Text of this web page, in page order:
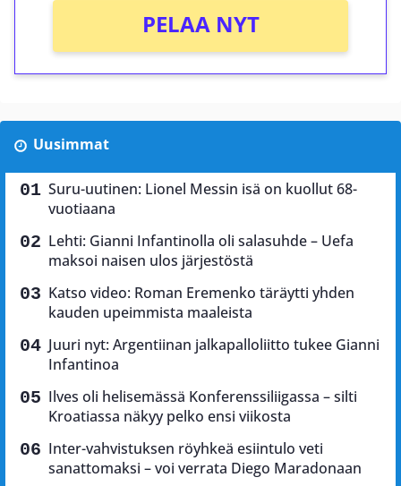
PELAA NYT
Uusimmat
Suru-uutinen: Lionel Messin isä on kuollut 68-
vuotiaana
Lehti: Gianni Infantinolla oli salasuhde – Uefa
maksoi naisen ulos järjestöstä
Katso video: Roman Eremenko täräytti yhden
kauden upeimmista maaleista
Juuri nyt: Argentiinan jalkapalloliitto tukee Gianni
Infantinoa
Ilves oli helisemässä Konferenssiliigassa – silti
Kroatiassa näkyy pelko ensi viikosta
Inter-vahvistuksen röyhkeä esiintulo veti
sanattomaksi – voi verrata Diego Maradonaan